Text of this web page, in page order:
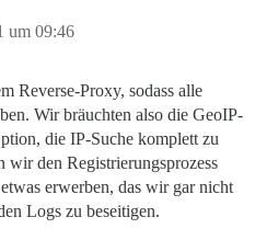
um 09:46
Reverse-Proxy, sodass alle
Wir bräuchten also die GeoIP-
die IP-Suche komplett zu
wir den Registrierungsprozess
erwerben, das wir gar nicht
Logs zu beseitigen.